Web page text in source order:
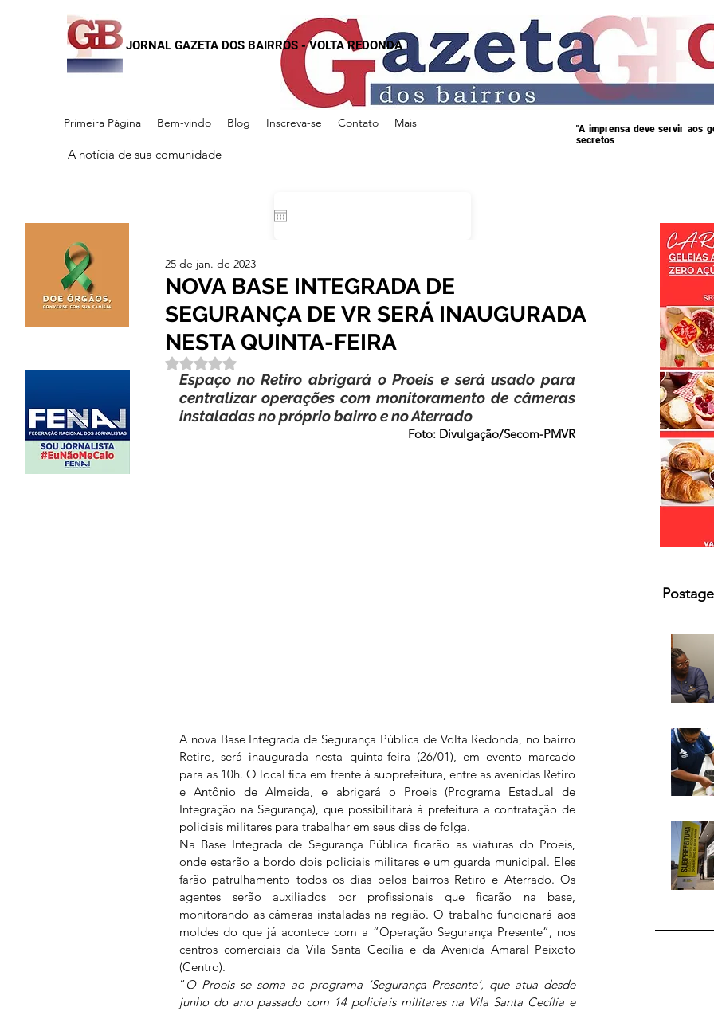
JORNAL GAZETA DOS BAIRROS - VOLTA REDONDA
Primeira Página Bem-vindo Blog Inscreva-se Contato Mais
A notícia de sua comunidade
"A imprensa deve servir aos
secretos
NOVA BASE INTEGRADA DE
SEGURANÇA DE VR SERÁ INAUGURADA
NESTA QUINTA-FEIRA
25 de jan. de 2023
Avaliado com NaN de 5 estrelas.
Espaço no Retiro abrigará o Proeis e será usado para
centralizar operações com monitoramento de câmeras
instaladas no próprio bairro e no Aterrado
Foto: Divulgação/Secom-PMVR
A nova Base Integrada de Segurança Pública de Volta Redonda, no bairro
Retiro, será inaugurada nesta quinta-feira (26/01), em evento marcado
para as 10h. O local fica em frente à subprefeitura, entre as avenidas Retiro
e Antônio de Almeida, e abrigará o Proeis (Programa Estadual de
Integração na Segurança), que possibilitará à prefeitura a contratação de
policiais militares para trabalhar em seus dias de folga.
Na Base Integrada de Segurança Pública ficarão as viaturas do Proeis,
onde estarão a bordo dois policiais militares e um guarda municipal. Eles
farão patrulhamento todos os dias pelos bairros Retiro e Aterrado. Os
agentes serão auxiliados por profissionais que ficarão na base,
monitorando as câmeras instaladas na região. O trabalho funcionará aos
moldes do que já acontece com a “Operação Segurança Presente”, nos
centros comerciais da Vila Santa Cecília e da Avenida Amaral Peixoto
(Centro).
“ O Proeis se soma ao programa ‘Segurança Presente’, que atua desde
junho do ano passado com 14 policiais militares na Vila Santa Cecília e